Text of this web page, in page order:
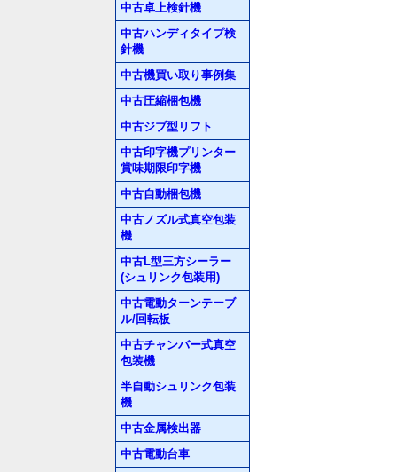
中古卓上検針機
中古ハンディタイプ検
針機
中古機買い取り事例集
中古圧縮梱包機
中古ジブ型リフト
中古印字機プリンター
賞味期限印字機
中古自動梱包機
中古ノズル式真空包装
機
中古L型三方シーラー
(シュリンク包装用)
中古電動ターンテーブ
ル/回転板
中古チャンバー式真空
包装機
半自動シュリンク包装
機
中古金属検出器
中古電動台車